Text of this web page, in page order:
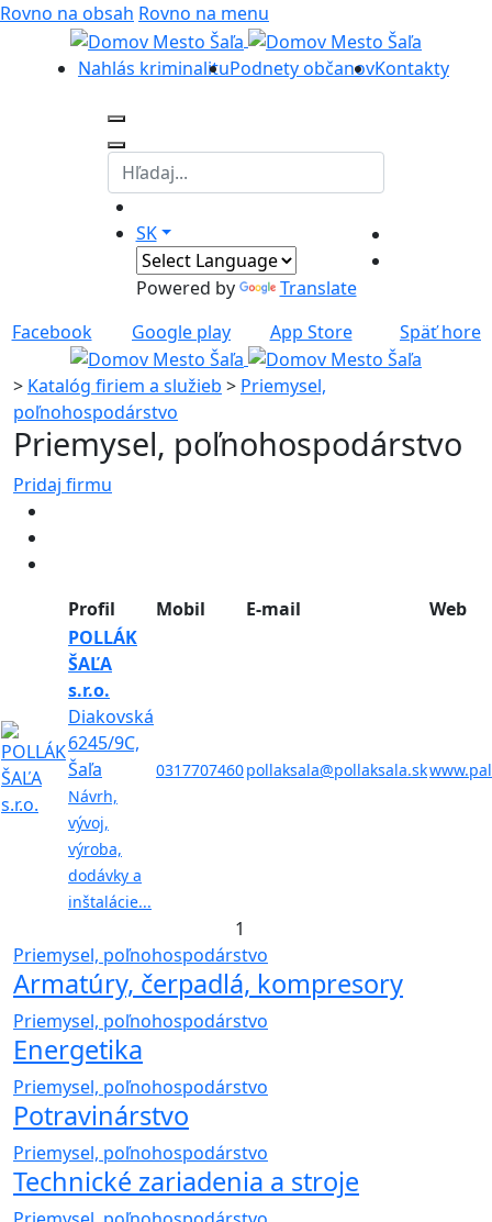
Rovno na obsah Rovno na menu
Nahlás kriminalituPodnety občanovKontakty
SK
Powered by
Translate
Facebook
Google play App Store Späť hore
> Katalóg firiem a služieb > Priemysel,
poľnohospodárstvo
Priemysel, poľnohospodárstvo
Pridaj firmu
Priemysel, poľnohospodárstvo
Armatúry, čerpadlá, kompresory
Priemysel, poľnohospodárstvo
Energetika
Priemysel, poľnohospodárstvo
Potravinárstvo
Priemysel, poľnohospodárstvo
Technické zariadenia a stroje
Profil Mobil E-mail
Web
POLLÁK
ŠAĽA
s.r.o.
Diakovská
6245/9C,
Šaľa
Návrh,
vývoj,
výroba,
dodávky a
inštalácie...
0317707460pollaksala@pollaksala.sk
1